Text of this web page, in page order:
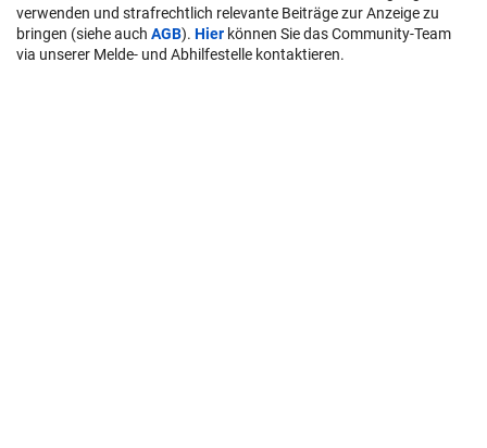
verwenden und strafrechtlich relevante Beiträge zur Anzeige zu
bringen (siehe auch AGB). Hier können Sie das Community-Team
via unserer Melde- und Abhilfestelle kontaktieren.